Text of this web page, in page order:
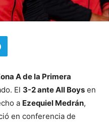
A de la Primera
El 3-2 ante All Boys en
a Ezequiel Medrán,
en conferencia de